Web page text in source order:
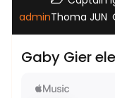
adminThoma JUN
Gaby Gier